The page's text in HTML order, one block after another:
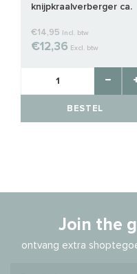
knijpkraalverberger ca.
€14,95 Incl. btw
€12,36 Excl. btw
BESTEL
Join the
ontvang extra